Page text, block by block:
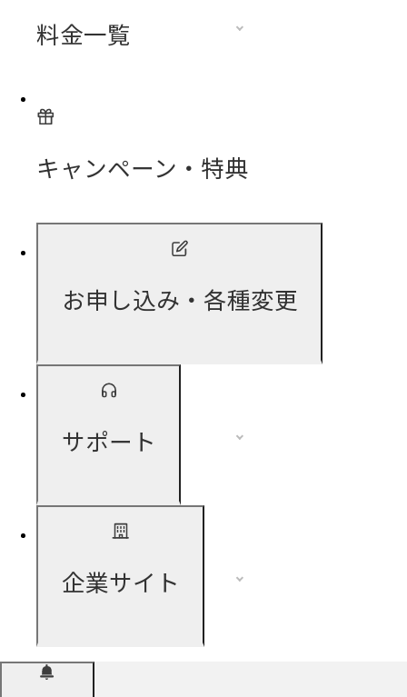
料金一覧
キャンペーン・特典
お申し込み・各種変更
サポート
企業サイト